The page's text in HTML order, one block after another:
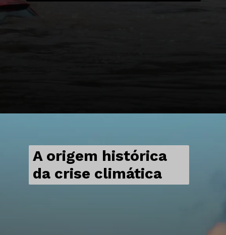
A origem histórica
da crise climática